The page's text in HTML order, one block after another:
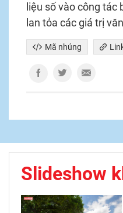
liệu số vào công tác
lan tỏa các giá trị
Mã nhúng
Slideshow